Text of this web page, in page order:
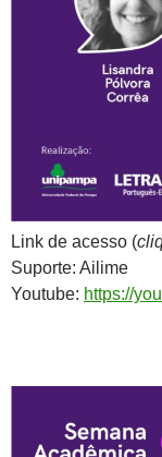
Link de acesso (
Suporte: Ailime
Youtube: https://